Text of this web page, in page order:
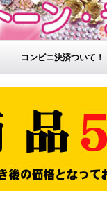
コンビニ決済ついて！